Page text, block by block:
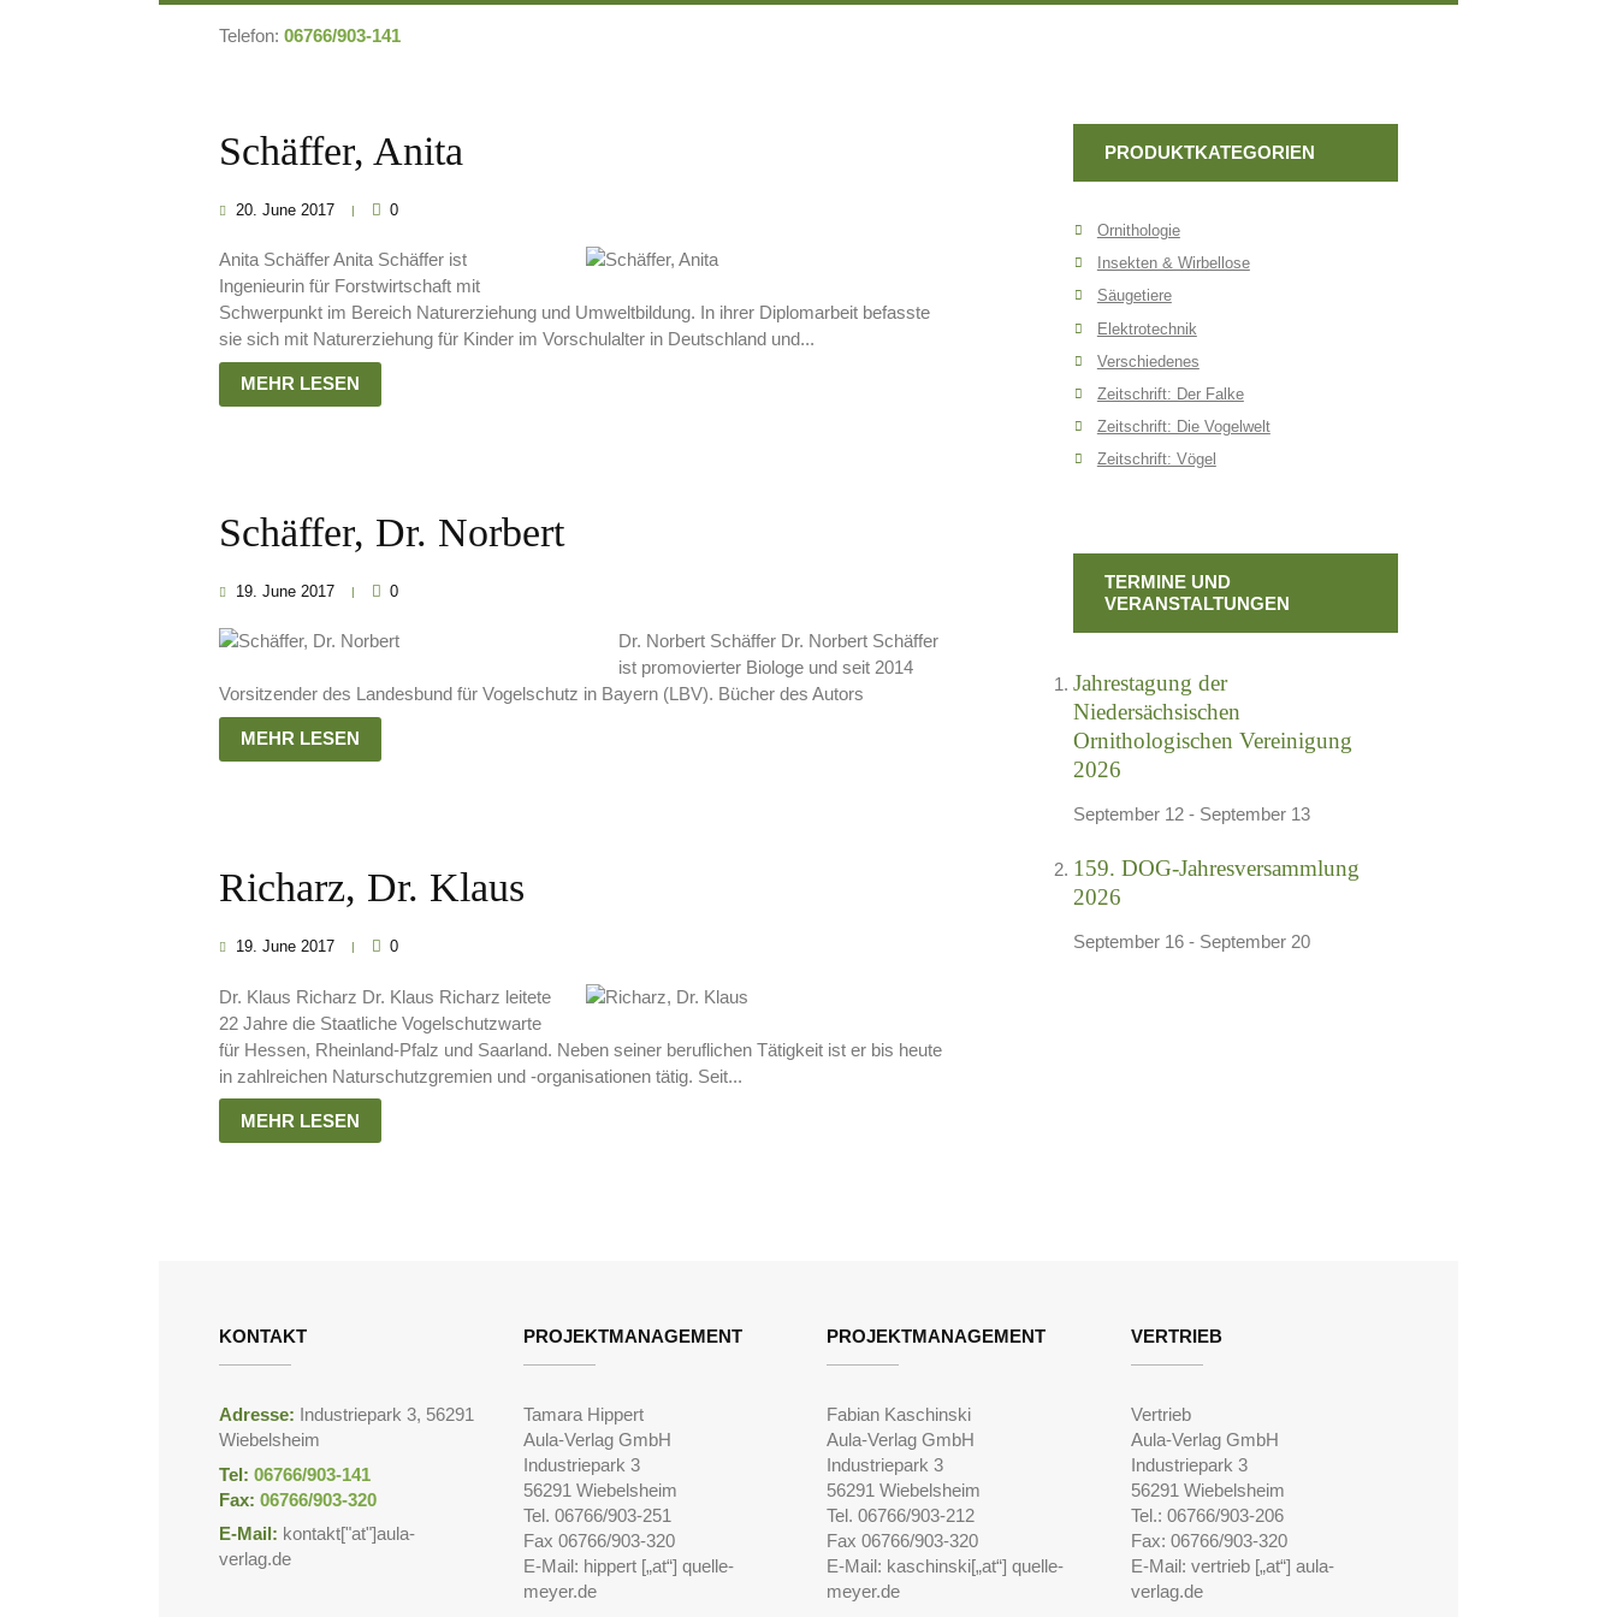
Telefon: 06766/903-141
Schäffer, Anita
20. June 2017 0
Anita Schäffer Anita Schäffer ist
Ingenieurin für Forstwirtschaft mit
Schwerpunkt im Bereich Naturerziehung und Umweltbildung. In ihrer Diplomarbeit befasste
sie sich mit Naturerziehung für Kinder im Vorschulalter in Deutschland und...
MEHR LESEN
Schäffer, Dr. Norbert
19. June 2017 0
Dr. Norbert Schäffer Dr. Norbert Schäffer
ist promovierter Biologe und seit 2014
Vorsitzender des Landesbund für Vogelschutz in Bayern (LBV). Bücher des Autors
MEHR LESEN
Richarz, Dr. Klaus
19. June 2017 0
Dr. Klaus Richarz Dr. Klaus Richarz leitete
22 Jahre die Staatliche Vogelschutzwarte
für Hessen, Rheinland-Pfalz und Saarland. Neben seiner beruflichen Tätigkeit ist er bis heute
in zahlreichen Naturschutzgremien und -organisationen tätig. Seit...
MEHR LESEN
PRODUKTKATEGORIEN
Ornithologie
Insekten & Wirbellose
Säugetiere
Elektrotechnik
Verschiedenes
Zeitschrift: Der Falke
Zeitschrift: Die Vogelwelt
Zeitschrift: Vögel
TERMINE UND
VERANSTALTUNGEN
Jahrestagung der
Niedersächsischen
Ornithologischen Vereinigung
2026
September 12 - September 13
159. DOG-Jahresversammlung
2026
September 16 - September 20
KONTAKT
Adresse: Industriepark 3, 56291
Wiebelsheim
Tel: 06766/903-141
Fax: 06766/903-320
E-Mail: kontakt["at"]aula-
verlag.de
PROJEKTMANAGEMENT
Tamara Hippert
Aula-Verlag GmbH
Industriepark 3
56291 Wiebelsheim
Tel. 06766/903-251
Fax 06766/903-320
E-Mail: hippert [„at“] quelle-
meyer.de
PROJEKTMANAGEMENT
Fabian Kaschinski
Aula-Verlag GmbH
Industriepark 3
56291 Wiebelsheim
Tel. 06766/903-212
Fax 06766/903-320
E-Mail: kaschinski[„at“] quelle-
meyer.de
VERTRIEB
Vertrieb
Aula-Verlag GmbH
Industriepark 3
56291 Wiebelsheim
Tel.: 06766/903-206
Fax: 06766/903-320
E-Mail: vertrieb [„at“] aula-
verlag.de